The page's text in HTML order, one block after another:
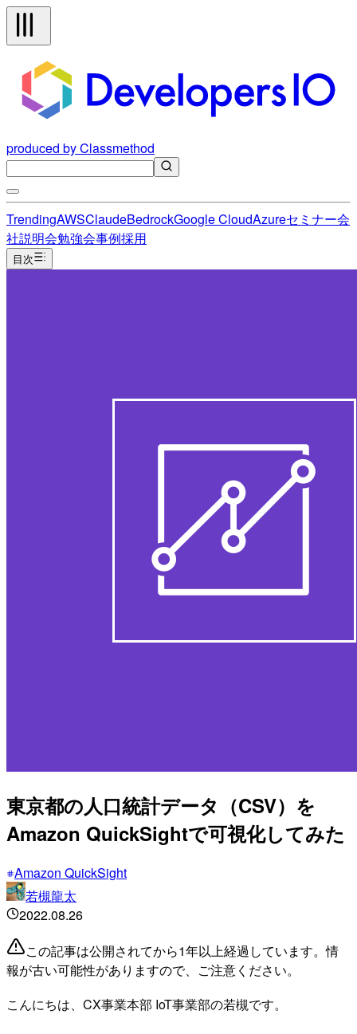
produced by Classmethod
TrendingAWSClaudeBedrockGoogle CloudAzureセミナー会
社説明会勉強会事例採用
目次
東京都の人口統計データ（CSV）を
Amazon QuickSightで可視化してみた
Amazon QuickSight
若槻龍太
2022.08.26
この記事は公開されてから1年以上経過しています。情
報が古い可能性がありますので、ご注意ください。
こんにちは、CX事業本部 IoT事業部の若槻です。